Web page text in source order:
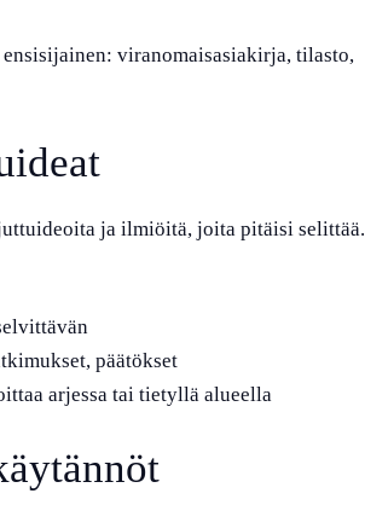
viranomaisasiakirja, tilasto,
ja ilmiöitä, joita pitäisi selittää.
päätökset
arjessa tai tietyllä alueella